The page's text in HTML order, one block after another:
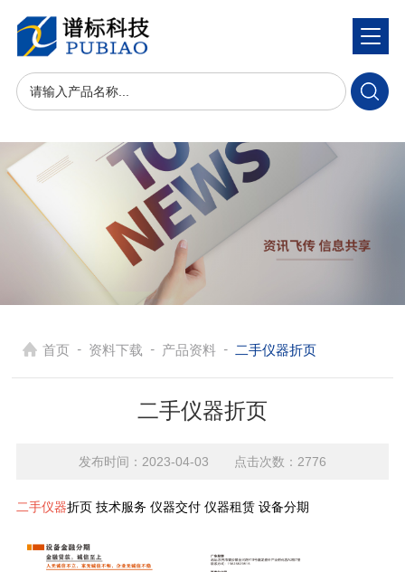
首页 - 资料下载 - 产品资料 - 二手仪器折页
二手仪器折页
发布时间：2023-04-03 点击次数：2776
二手仪器折页 技术服务 仪器交付 仪器租赁 设备分期